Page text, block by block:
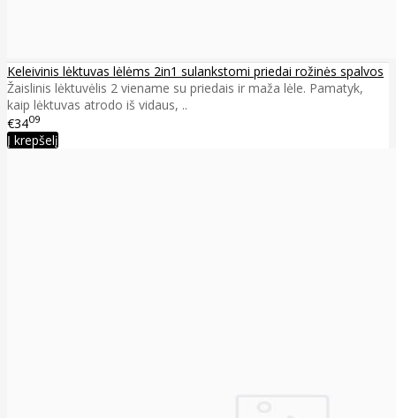
Keleivinis lėktuvas lėlėms 2in1 sulankstomi priedai rožinės spalvos
Žaislinis lėktuvėlis 2 viename su priedais ir maža lėle. Pamatyk,
kaip lėktuvas atrodo iš vidaus, ..
€3409
Į krepšelį